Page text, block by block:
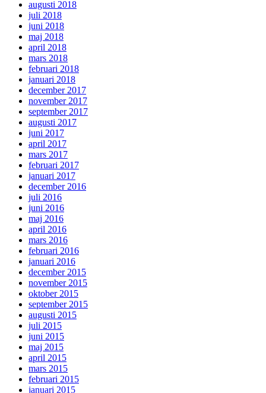
augusti 2018
juli 2018
juni 2018
maj 2018
april 2018
mars 2018
februari 2018
januari 2018
december 2017
november 2017
september 2017
augusti 2017
juni 2017
april 2017
mars 2017
februari 2017
januari 2017
december 2016
juli 2016
juni 2016
maj 2016
april 2016
mars 2016
februari 2016
januari 2016
december 2015
november 2015
oktober 2015
september 2015
augusti 2015
juli 2015
juni 2015
maj 2015
april 2015
mars 2015
februari 2015
januari 2015